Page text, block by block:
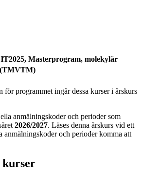
Masterprogram, molekylär
(TMVTM)
programmet ingår dessa kurser i årskurs
anmälningskoder och perioder som
2026/2027. Läses denna årskurs vid ett
anmälningskoder och perioder komma att
kurser